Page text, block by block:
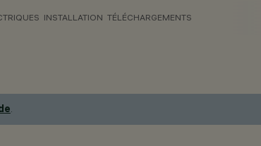
INSTALLATION TÉLÉCHARGEMENTS
.